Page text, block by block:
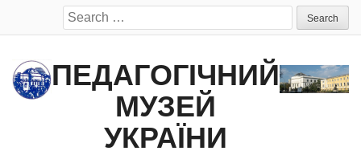
Search
for:
ПЕДАГОГІЧНИЙ
МУЗЕЙ
УКРАЇНИ